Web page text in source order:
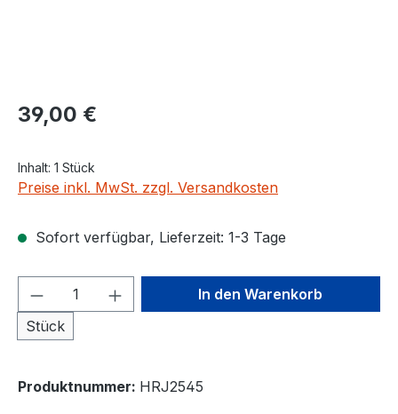
Regulärer Preis:
39,00 €
Inhalt: 1 Stück
Preise inkl. MwSt. zzgl. Versandkosten
Sofort verfügbar, Lieferzeit: 1-3 Tage
Produkt Anzahl: Gib den
Stück
In den Warenkorb
Produktnummer: HRJ2545